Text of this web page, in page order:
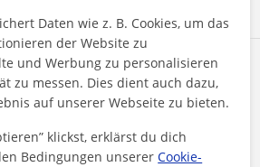
€/h 1. Lektion gratis
Daten wie z. B. Cookies, um das
der Website zu
und Werbung zu personalisieren
zu messen. Dies dient auch dazu,
auf unserer Webseite zu bieten.
klickst, erklärst du dich
Bedingungen unsererCookie-